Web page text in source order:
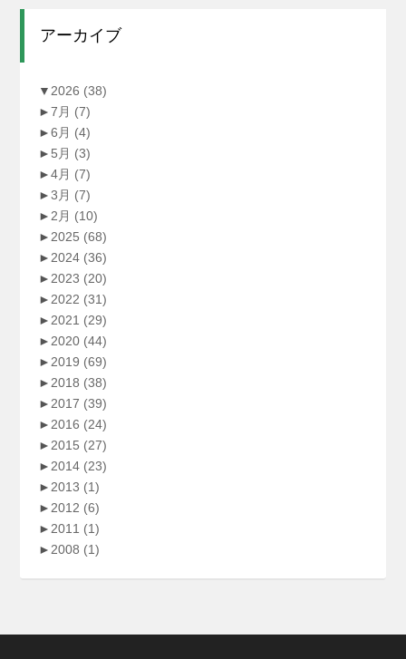
アーカイブ
▼2026 (38)
►7月 (7)
►6月 (4)
► 5月 (3)
►4月 (7)
►3月 (7)
►2月 (10)
►2025 (68)
►2024 (36)
►2023 (20)
►2022 (31)
►2021 (29)
►2020 (44)
►2019 (69)
►2018 (38)
►2017 (39)
►2016 (24)
►2015 (27)
►2014 (23)
►2013 (1)
►2012 (6)
►2011 (1)
►2008 (1)